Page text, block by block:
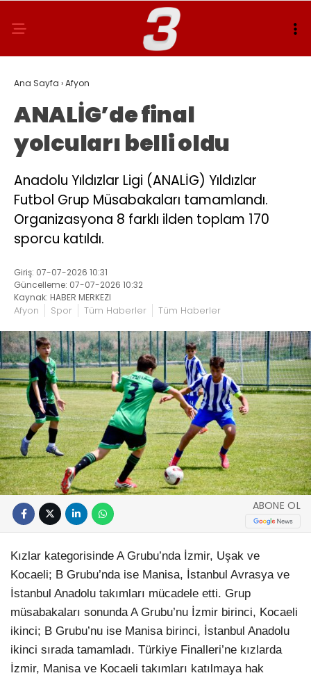
Ana Sayfa ›Afyon
ANALİG’de final
yolcuları belli oldu
Anadolu Yıldızlar Ligi (ANALİG) Yıldızlar
Futbol Grup Müsabakaları tamamlandı.
Organizasyona 8 farklı ilden toplam 170
sporcu katıldı.
Giriş: 07-07-2026 10:31
Güncelleme: 07-07-2026 10:32
Kaynak: HABER MERKEZI
Afyon Spor Tüm Haberler Tüm Haberler
ABONE OL
Kızlar kategorisinde A Grubu’nda İzmir, Uşak ve
Kocaeli; B Grubu’nda ise Manisa, İstanbul Avrasya ve
İstanbul Anadolu takımları mücadele etti. Grup
müsabakaları sonunda A Grubu’nu İzmir birinci, Kocaeli
ikinci; B Grubu’nu ise Manisa birinci, İstanbul Anadolu
ikinci sırada tamamladı. Türkiye Finalleri’ne kızlarda
İzmir, Manisa ve Kocaeli takımları katılmaya hak